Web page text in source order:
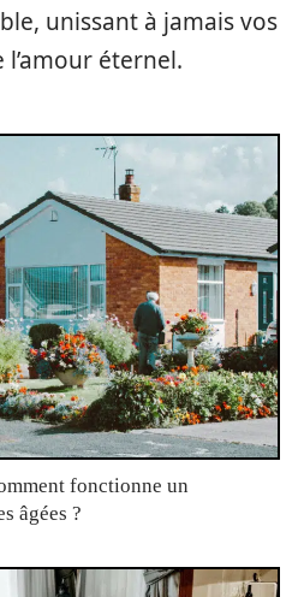
unissant à jamais vos
l’amour éternel.
fonctionne un
âgées ?